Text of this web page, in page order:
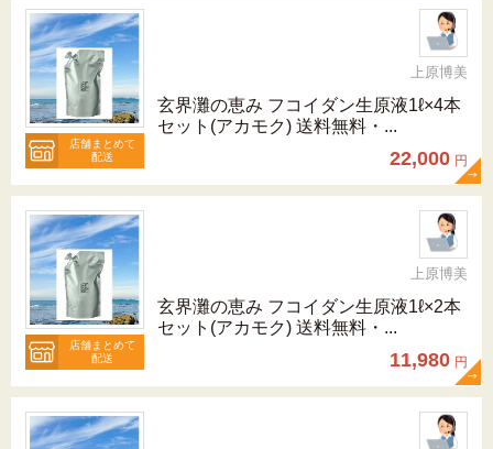
店舗まとめて
配送
上原博美
玄界灘の恵み フコイダン生原液1ℓ×4本
セット(アカモク) 送料無料・...
22,000 円
店舗まとめて
配送
上原博美
玄界灘の恵み フコイダン生原液1ℓ×2本
セット(アカモク) 送料無料・...
11,980 円